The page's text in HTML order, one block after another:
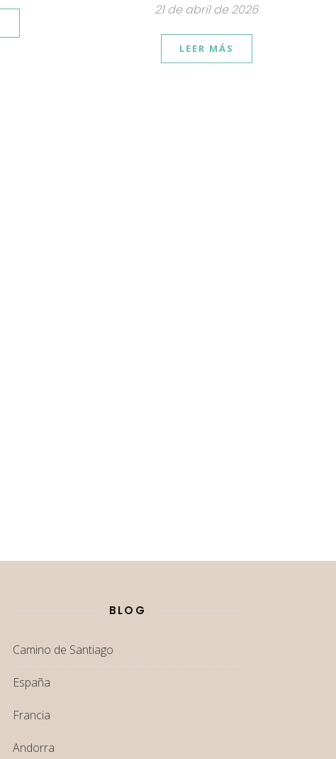
21 de abril de 2026
LEER MÁS
BLOG
Camino de Santiago
España
Francia
Andorra